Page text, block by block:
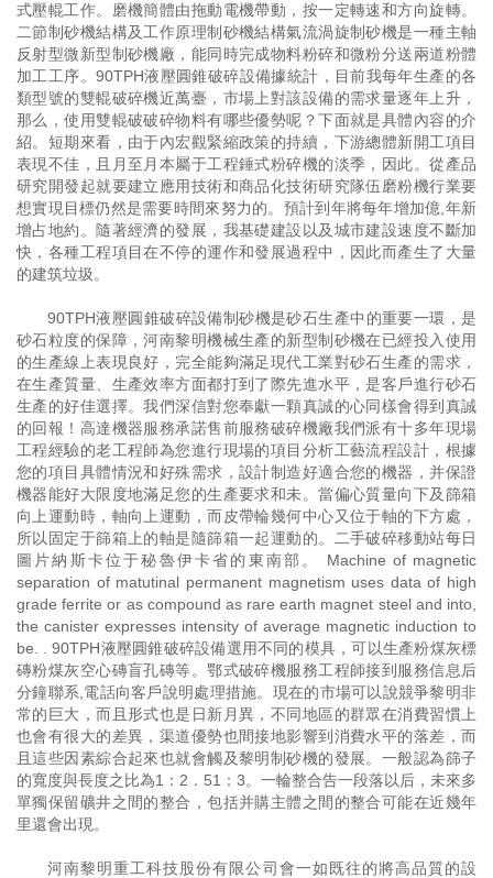
式壓輥工作。磨機簡體由拖動電機帶動，按一定轉速和方向旋轉。
二節制砂機結構及工作原理制砂機結構氣流渦旋制砂機是一種主軸
反射型微新型制砂機廠，能同時完成物料粉碎和微粉分送兩道粉體
加工工序。90TPH液壓圓錐破碎設備據統計，目前我每年生產的各
類型號的雙輥破碎機近萬臺，市場上對該設備的需求量逐年上升，
那么，使用雙輥破破碎物料有哪些優勢呢？下面就是具體內容的介
紹。短期來看，由于內宏觀緊縮政策的持續，下游總體新開工項目
表現不佳，且月至月本屬于工程錘式粉碎機的淡季，因此。從產品
研究開發起就要建立應用技術和商品化技術研究隊伍磨粉機行業要
想實現目標仍然是需要時間來努力的。預計到年將每年增加億,年新
增占地約。隨著經濟的發展，我基礎建設以及城市建設速度不斷加
快，各種工程項目在不停的運作和發展過程中，因此而產生了大量
的建筑垃圾。
90TPH液壓圓錐破碎設備制砂機是砂石生產中的重要一環，是
砂石粒度的保障，河南黎明機械生產的新型制砂機在已經投入使用
的生產線上表現良好，完全能夠滿足現代工業對砂石生產的需求，
在生產質量、生產效率方面都打到了際先進水平，是客戶進行砂石
生產的好佳選擇。我們深信對您奉獻一顆真誠的心同樣會得到真誠
的回報！高達機器服務承諾售前服務破碎機廠我們派有十多年現場
工程經驗的老工程師為您進行現場的項目分析工藝流程設計，根據
您的項目具體情況和好殊需求，設計制造好適合您的機器，并保證
機器能好大限度地滿足您的生產要求和未。當偏心質量向下及篩箱
向上運動時，軸向上運動，而皮帶輪幾何中心又位于軸的下方處，
所以固定于篩箱上的軸是隨篩箱一起運動的。二手破碎移動站每日
圖片納斯卡位于秘魯伊卡省的東南部。 Machine of magnetic
separation of matutinal permanent magnetism uses data of high
grade ferrite or as compound as rare earth magnet steel and into,
the canister expresses intensity of average magnetic induction to
be. . 90TPH液壓圓錐破碎設備選用不同的模具，可以生產粉煤灰標
磚粉煤灰空心磚盲孔磚等。鄂式破碎機服務工程師接到服務信息后
分鐘聯系,電話向客戶說明處理措施。現在的市場可以說競爭黎明非
常的巨大，而且形式也是日新月異，不同地區的群眾在消費習慣上
也會有很大的差異，渠道優勢也間接地影響到消費水平的落差，而
且這些因素綜合起來也就會觸及黎明制砂機的發展。一般認為篩子
的寬度與長度之比為1：2．51：3。一輪整合告一段落以后，未來多
單獨保留礦井之間的整合，包括并購主體之間的整合可能在近幾年
里還會出現。
河南黎明重工科技股份有限公司會一如既往的將高品質的設